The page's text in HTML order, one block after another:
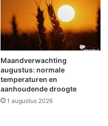
Maandverwachting
augustus: normale
temperaturen en
aanhoudende droogte
1 augustus 2026